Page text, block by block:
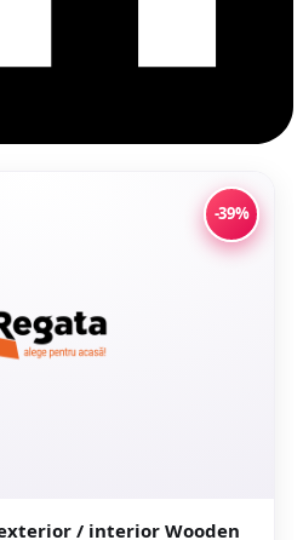
-39%
/ interior Wooden